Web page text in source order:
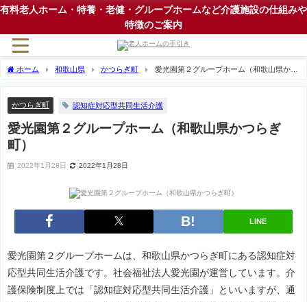
有料老人ホーム・特養・老健・グループホームなど介護施設の仕組みや
特徴のご案内
ホーム 和歌山県 かつらぎ町
愛光園第２グループホーム（和歌山県かつ
かつらぎ町 認知症対応型共同生活介護
愛光園第２グループホーム（和歌山県かつらぎ
町）
2022年1月28日 2022年1月28日
LINE
愛光園第２グループホームは、和歌山県かつらぎ町にある認知症対
応型共同生活介護です。社会福祉法人愛光園が運営しています。介
護保険制度上では「認知症対応型共同生活介護」といいますが、通